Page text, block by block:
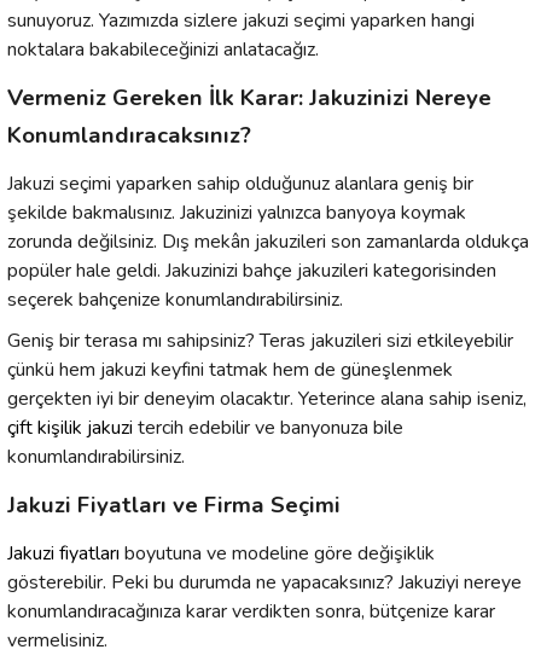
sunuyoruz. Yazımızda sizlere jakuzi seçimi yaparken hangi
noktalara bakabileceğinizi anlatacağız.
Vermeniz Gereken İlk Karar: Jakuzinizi Nereye
Konumlandıracaksınız?
Jakuzi seçimi yaparken sahip olduğunuz alanlara geniş bir
şekilde bakmalısınız. Jakuzinizi yalnızca banyoya koymak
zorunda değilsiniz. Dış mekân jakuzileri son zamanlarda oldukça
popüler hale geldi. Jakuzinizi bahçe jakuzileri kategorisinden
seçerek bahçenize konumlandırabilirsiniz.
Geniş bir terasa mı sahipsiniz? Teras jakuzileri sizi etkileyebilir
çünkü hem jakuzi keyfini tatmak hem de güneşlenmek
gerçekten iyi bir deneyim olacaktır. Yeterince alana sahip iseniz,
çift kişilik jakuzi tercih edebilir ve banyonuza bile
konumlandırabilirsiniz.
Jakuzi Fiyatları ve Firma Seçimi
Jakuzi fiyatları boyutuna ve modeline göre değişiklik
gösterebilir. Peki bu durumda ne yapacaksınız? Jakuziyi nereye
konumlandıracağınıza karar verdikten sonra, bütçenize karar
vermelisiniz.